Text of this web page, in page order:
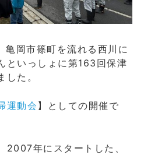
岡市篠町を流れる西川に
といっしょに第163回保津
した。
運動会 】としての開催で
2007年にスタートした、